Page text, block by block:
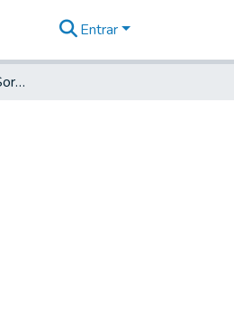
Entrar
Sobre a annexação de Sorocaba à comarca de Ytú